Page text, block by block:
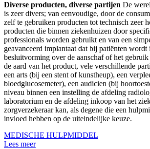
Diverse producten, diverse partijen De
is zeer divers; van eenvoudige, door de
zelf te gebruiken producten tot technisch zeer
producten die binnen ziekenhuizen door
professionals worden gebruikt en van een
geavanceerd implantaat dat bij patiënten
besluitvorming over de aanschaf of het
de aard van het product, vele verschillende
een arts (bij een stent of kunstheup), een
bloedglucosemeter), een audicien (bij
niveau binnen een instelling de afdeling
laboratorium en de afdeling inkoop van het
zorgverzekeraar kan, als degene die een
invloed hebben op de uiteindelijke keuze.
MEDISCHE HULPMIDDEL
Lees meer